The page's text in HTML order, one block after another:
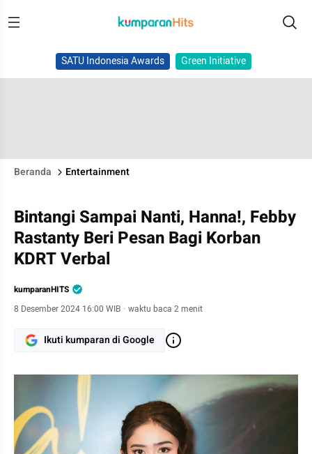
SATU Indonesia Awards Green Initiative
Beranda Entertainment
Bintangi Sampai Nanti, Hanna!, Febby
Rastanty Beri Pesan Bagi Korban
KDRT Verbal
kumparanHITS
8 Desember 2024 16:00 WIB · waktu baca 2 menit
Ikuti kumparan di Google